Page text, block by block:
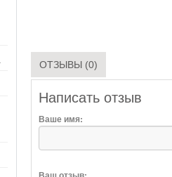
ОТЗЫВЫ (0)
Написать отзыв
Ваше имя: